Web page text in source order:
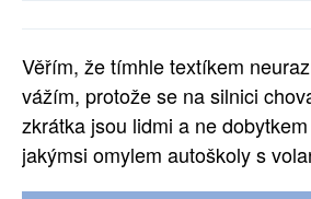
Věřím, že tímhle textíkem
vážím, protože se na silnici
zkrátka jsou lidmi a ne
jakýmsi omylem autoškoly s